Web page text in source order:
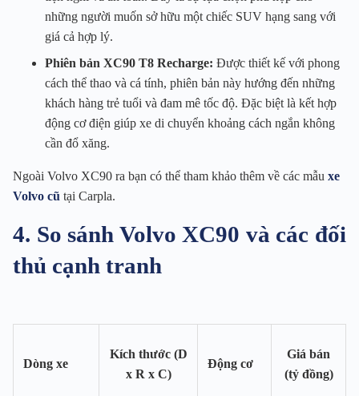
những người muốn sở hữu một chiếc SUV hạng sang với
giá cả hợp lý.
Phiên bản XC90 T8 Recharge: Được thiết kế với phong
cách thể thao và cá tính, phiên bản này hướng đến những
khách hàng trẻ tuổi và đam mê tốc độ. Đặc biệt là kết hợp
động cơ điện giúp xe di chuyển khoảng cách ngắn không
cần đổ xăng.
Ngoài Volvo XC90 ra bạn có thể tham khảo thêm về các mẫu xe
Volvo cũ tại Carpla.
4. So sánh Volvo XC90 và các đối
thủ cạnh tranh
Dòng xe
Kích thước (D
x R x C)
Động cơ
Giá bán
(tỷ đồng)